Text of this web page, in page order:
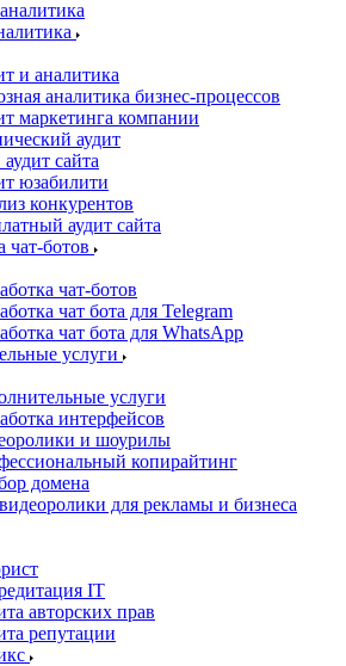
и аналитика
аналитика бизнес-процессов
маркетинга компании
аудит
аудит сайта
юзабилити
конкурентов
аудит сайта
чат-ботов
чат-ботов
чат бота для Telegram
чат бота для WhatsApp
услуги
услуги
интерфейсов
и шоурилы
копирайтинг
домена
для рекламы и бизнеса
IT
авторских прав
репутации